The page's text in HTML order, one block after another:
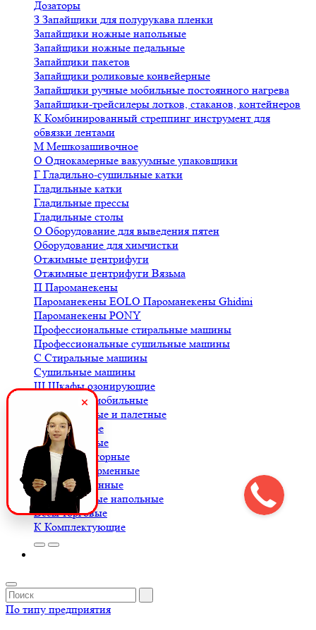
Дозаторы
З Запайщики для полурукава пленки
Запайщики ножные напольные
Запайщики ножные педальные
Запайщики пакетов
Запайщики роликовые конвейерные
Запайщики ручные мобильные постоянного нагрева
Запайщики-трейсилеры лотков, стаканов, контейнеров
К Комбинированный стреппинг инструмент для
обвязки лентами
М Мешкозашивочное
О Однокамерные вакуумные упаковщики
Г Гладильно-сушильные катки
Гладильные катки
Гладильные прессы
Гладильные столы
О Оборудование для выведения пятен
Оборудование для химчистки
Отжимные центрифуги
Отжимные центрифуги Вязьма
П Пароманекены
Пароманекены EOLO Пароманекены Ghidini
Пароманекены PONY
Профессиональные стиральные машины
Профессиональные сушильные машины
С Стиральные машины
Сушильные машины
ШШкафы озонирующие
Весы автомобильные
Весы балочные и палетные
Весы для кофе
Весы крановые
Весы лабораторные
Весы платформенные
Весы порционные
Весы товарные напольные
Весы торговые
К Комплектующие
По типу предприятия